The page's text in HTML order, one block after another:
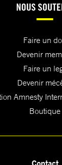
NOUS
Faire un
Devenir
Faire un
Devenir
Amnesty
Boutique
Contact